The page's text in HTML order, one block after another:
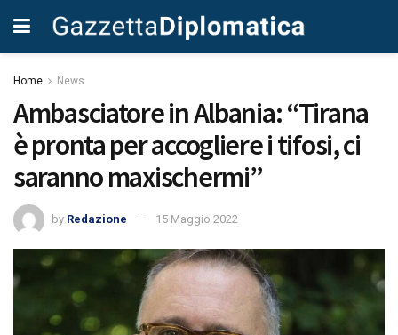
Home News
Ambasciatore in Albania: “Tirana
è pronta per accogliere i tifosi, ci
saranno maxischermi”
by Redazione 15 Maggio 2022